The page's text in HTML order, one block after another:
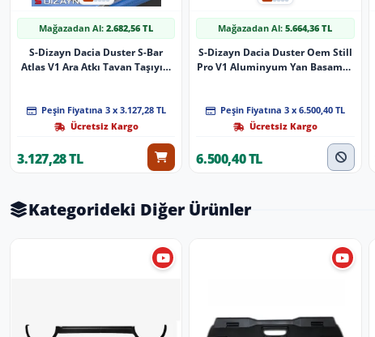
Mağazadan Al:2.682,56 TL
S-Dizayn Dacia Duster S-Bar
Atlas V1 Ara Atkı Tavan Taşıyıcı
Peşin Fiyatına 3 x 3.127,28 TL
Ücretsiz Kargo
3.127,28 TL
Mağazadan Al:5.664,36 TL
S-Dizayn Dacia Duster Oem Still
Pro V1 Aluminyum Yan Basamak
Peşin Fiyatına 3 x 6.500,40 TL
Ücretsiz Kargo
6.500,40 TL
Kategorideki Diğer Ürünler